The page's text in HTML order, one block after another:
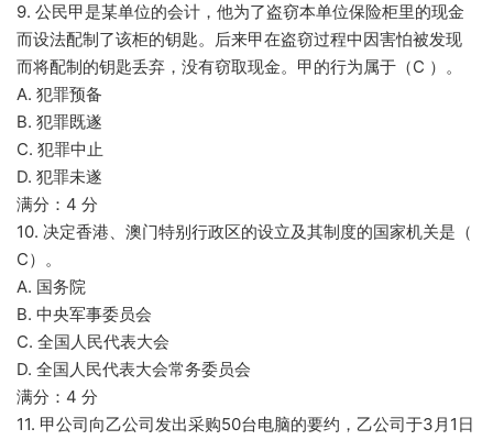
9. 公民甲是某单位的会计，他为了盗窃本单位保险柜里的现金
而设法配制了该柜的钥匙。后来甲在盗窃过程中因害怕被发现
而将配制的钥匙丢弃，没有窃取现金。甲的行为属于（C ）。
A. 犯罪预备
B. 犯罪既遂
C. 犯罪中止
D. 犯罪未遂
满分：4 分
10. 决定香港、澳门特别行政区的设立及其制度的国家机关是（
C）。
A. 国务院
B. 中央军事委员会
C. 全国人民代表大会
D. 全国人民代表大会常务委员会
满分：4 分
11. 甲公司向乙公司发出采购50台电脑的要约，乙公司于3月1日